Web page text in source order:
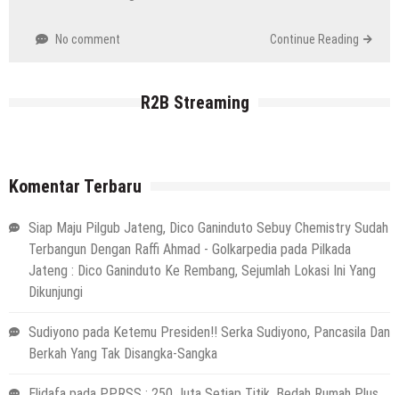
No comment Continue Reading
R2B Streaming
Komentar Terbaru
Siap Maju Pilgub Jateng, Dico Ganinduto Sebuy Chemistry Sudah
Terbangun Dengan Raffi Ahmad - Golkarpedia pada Pilkada
Jateng : Dico Ganinduto Ke Rembang, Sejumlah Lokasi Ini Yang
Dikunjungi
Sudiyono pada Ketemu Presiden!! Serka Sudiyono, Pancasila Dan
Berkah Yang Tak Disangka-Sangka